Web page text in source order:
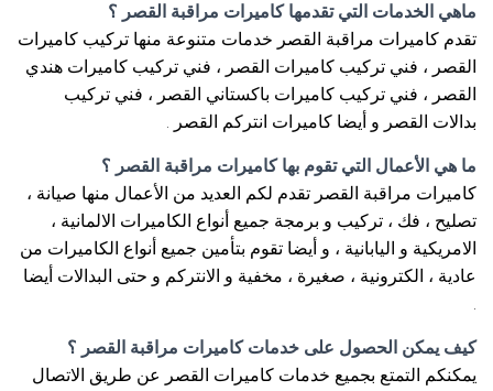
ماهي الخدمات التي تقدمها كاميرات مراقبة القصر ؟
تقدم كاميرات مراقبة القصر خدمات متنوعة منها تركيب كاميرات
القصر ، فني تركيب كاميرات القصر ، فني تركيب كاميرات هندي
القصر ، فني تركيب كاميرات باكستاني القصر ، فني تركيب
بدالات القصر و أيضا كاميرات انتركم القصر .
ما هي الأعمال التي تقوم بها كاميرات مراقبة القصر ؟
كاميرات مراقبة القصر تقدم لكم العديد من الأعمال منها صيانة ،
تصليح ، فك ، تركيب و برمجة جميع أنواع الكاميرات الالمانية ،
الامريكية و اليابانية ، و أيضا تقوم بتأمين جميع أنواع الكاميرات من
عادية ، الكترونية ، صغيرة ، مخفية و الانتركم و حتى البدالات أيضا
.
كيف يمكن الحصول على خدمات كاميرات مراقبة القصر ؟
يمكنكم التمتع بجميع خدمات كاميرات القصر عن طريق الاتصال